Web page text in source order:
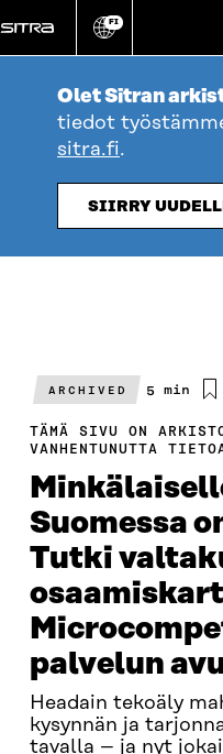
suoraan
sisältöön
Vaihda
kieli
FI
Olet Sitran
tiedot
sitra.fi.
SIIRRY
ARCHIVED
Arvioitu
5 min
TÄMÄ SIVU ON
VANHENTUNUTTA
Suomessa
Tutki
palvelun
Headain tekoäly
kysynnän ja
tavalla – ja nyt